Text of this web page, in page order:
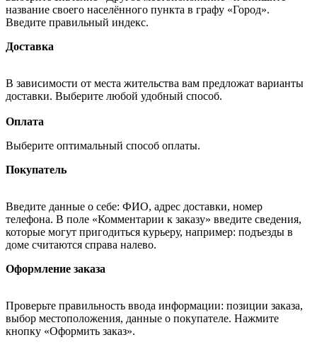
название своего населённого пункта в графу «Город».
Введите правильный индекс.
Доставка
В зависимости от места жительства вам предложат варианты
доставки. Выберите любой удобный способ.
Оплата
Выберите оптимальный способ оплаты.
Покупатель
Введите данные о себе: ФИО, адрес доставки, номер
телефона. В поле «Комментарии к заказу» введите сведения,
которые могут пригодиться курьеру, например: подъезды в
доме считаются справа налево.
Оформление заказа
Проверьте правильность ввода информации: позиции заказа,
выбор местоположения, данные о покупателе. Нажмите
кнопку «Оформить заказ».